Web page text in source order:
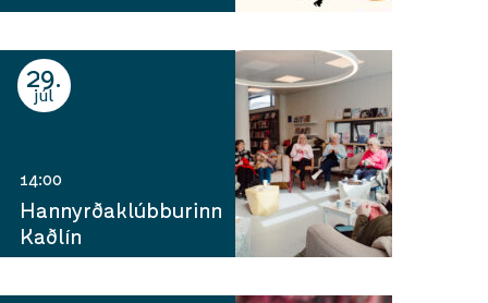
29
júl
14:00
Hannyrðaklúbburinn
Kaðlín